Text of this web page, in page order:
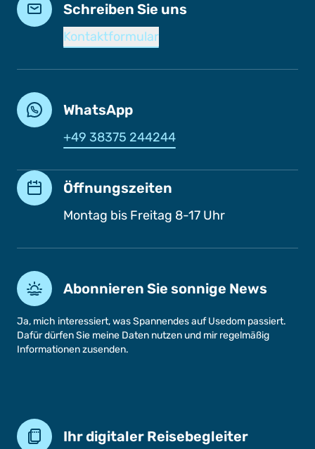
Schreiben Sie uns
Kontaktformular
WhatsApp
+49 38375 244244
Öffnungszeiten
Montag bis Freitag 8-17 Uhr
Abonnieren Sie sonnige News
Ja, mich interessiert, was Spannendes auf Usedom passiert.
Dafür dürfen Sie meine Daten nutzen und mir regelmäßig
Informationen zusenden.
Ihr digitaler Reisebegleiter